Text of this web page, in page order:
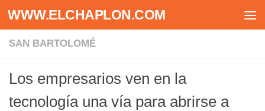
Saltar al contenido
WWW.ELCHAPLON.COM
SAN BARTOLOMÉ
Los empresarios ven en la
tecnología una vía para abrirse a